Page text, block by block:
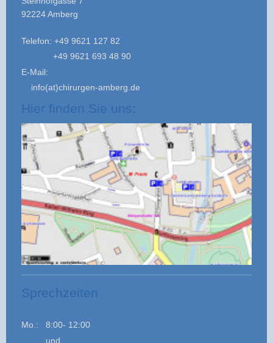
92224 Amberg
Telefon: +49 9621 127 82
+49 9621 693 48 90
E-Mail:
info(at)chirurgen-amberg.de
Hier finden Sie uns:
Sprechzeiten
Mo.: 8:00- 12:00
und